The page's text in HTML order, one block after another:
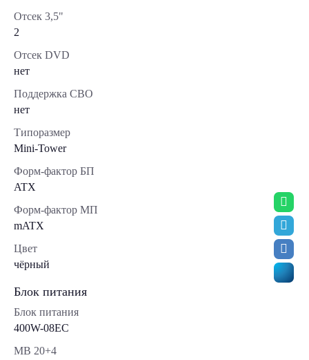
Отсек 3,5"
2
Отсек DVD
нет
Поддержка СВО
нет
Типоразмер
Mini-Tower
Форм-фактор БП
ATX
Форм-фактор МП
mATX
Цвет
чёрный
Блок питания
Блок питания
400W-08EC
MB 20+4